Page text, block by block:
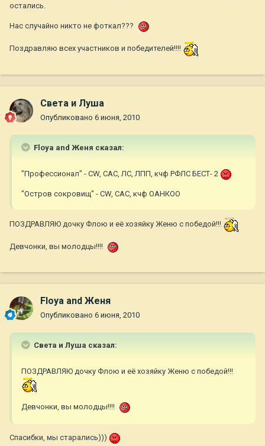
остались.
Нас случайно никто не фоткал???
Поздравляю всех участников и победителей!!!!
Света и Луша
Опубликовано 6 июня, 2010
Floya and Женя сказал:
"Профессионал" - СW, САС, ЛС, ЛПП, кчф РФЛС БЕСТ- 2
"Остров сокровищ" - СW, САС, кчф ОАНКОО
ПОЗДРАВЛЯЮ дочку Флою и её хозяйку Женю с победой!!!
Девчонки, вы молодцы!!!!
Floya and Женя
Опубликовано 6 июня, 2010
Света и Луша сказал:
ПОЗДРАВЛЯЮ дочку Флою и её хозяйку Женю с победой!!!
Девчонки, вы молодцы!!!!
Спасибки, мы старались)))